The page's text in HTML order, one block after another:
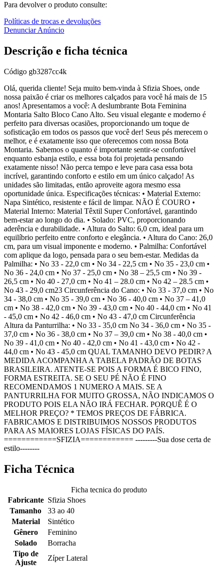
Para devolver o produto consulte:
Políticas de trocas e devoluções
Denunciar Anúncio
Descrição e ficha técnica
Código gb3287cc4k
Olá, querida cliente! Seja muito bem-vinda à Sfizia Shoes, onde
nossa paixão é criar os melhores calçados para você há mais de 15
anos! Apresentamos a você: A deslumbrante Bota Feminina
Montaria Salto Bloco Cano Alto. Seu visual elegante e moderno é
perfeito para diversas ocasiões, proporcionando um toque de
sofisticação em todos os passos que você der! Seus pés merecem o
melhor, e é exatamente isso que oferecemos com nossa Bota
Montaria. Sabemos o quanto é importante sentir-se confortável
enquanto esbanja estilo, e essa bota foi projetada pensando
exatamente nisso! Não perca tempo e leve para casa essa bota
incrível, garantindo conforto e estilo em um único calçado! As
unidades são limitadas, então aproveite agora mesmo essa
oportunidade única. Especificações técnicas: • Material Externo:
Napa Sintético, resistente e fácil de limpar. NÃO É COURO •
Material Interno: Material Têxtil Super Confortável, garantindo
bem-estar ao longo do dia. • Solado: PVC, proporcionando
aderência e durabilidade. • Altura do Salto: 6,0 cm, ideal para um
equilíbrio perfeito entre conforto e elegância. • Altura do Cano: 26,0
cm, para um visual imponente e moderno. • Palmilha: Confortável
com aplique da logo, pensada para o seu bem-estar. Medidas da
Palmilha: • No 33 - 22,0 cm • No 34 - 22,5 cm • No 35 - 23,0 cm •
No 36 - 24,0 cm • No 37 - 25,0 cm • No 38 – 25,5 cm • No 39 -
26,5 cm • No 40 - 27,0 cm • No 41 – 28.0 cm • No 42 – 28.5 cm •
No 43 - 29,0 cm23 Circunferência do Cano: • No 33 - 37,0 cm • No
34 - 38,0 cm • No 35 - 39,0 cm • No 36 - 40,0 cm • No 37 – 41,0
cm • No 38 - 42,0 cm • No 39 - 43,0 cm • No 40 - 44,0 cm • No 41
- 45,0 cm • No 42 - 46,0 cm • No 43 - 47,0 cm Circunferência
Altura da Panturrilha: • No 33 - 35,0 cm No 34 - 36,0 cm • No 35 -
37,0 cm • No 36 - 38,0 cm • No 37 – 39,0 cm • No 38 - 40,0 cm •
No 39 - 41,0 cm • No 40 - 42,0 cm • No 41 - 43,0 cm • No 42 -
44,0 cm • No 43 - 45,0 cm QUAL TAMANHO DEVO PEDIR? A
MEDIDA ACOMPANHA A TABELA PADRÃO DE BOTAS
BRASILEIRA. ATENTE-SE POIS A FORMA É BICO FINO,
FORMA ESTREITA. SE O SEU PÉ NÃO É FINO
RECOMENDAMOS 1 NUMERO A MAIS. SE A
PANTURRILHA FOR MUITO GROSSA, NÃO INDICAMOS O
PRODUTO POIS ELA NÃO IRÁ FECHAR. PORQUÊ É O
MELHOR PREÇO? * TEMOS PREÇOS DE FÁBRICA.
FABRICAMOS E DISTRIBUIMOS NOSSOS PRODUTOS
PARA AS MAIORES LOJAS FÍSICAS DO PAÍS.
============SFIZIA============ ---------Sua dose certa de
estilo--------
Ficha Técnica
Ficha tecnica do produto
Fabricante Sfizia Shoes
Tamanho
33 ao 40
Material
Sintético
Gênero
Feminino
Solado
Borracha
Tipo de
Ajuste
Zíper Lateral